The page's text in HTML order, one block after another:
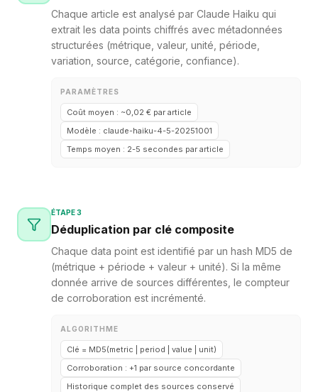
Chaque article est analysé par Claude Haiku qui
extrait les data points chiffrés avec métadonnées
structurées (métrique, valeur, unité, période,
variation, source, catégorie, confiance).
PARAMÈTRES
Coût moyen : ~0,02 € par article
Modèle : claude-haiku-4-5-20251001
Temps moyen : 2-5 secondes par article
ÉTAPE 3
Déduplication par clé composite
Chaque data point est identifié par un hash MD5 de
(métrique + période + valeur + unité). Si la même
donnée arrive de sources différentes, le compteur
de corroboration est incrémenté.
ALGORITHME
Clé = MD5(metric | period | value | unit)
Corroboration : +1 par source concordante
Historique complet des sources conservé